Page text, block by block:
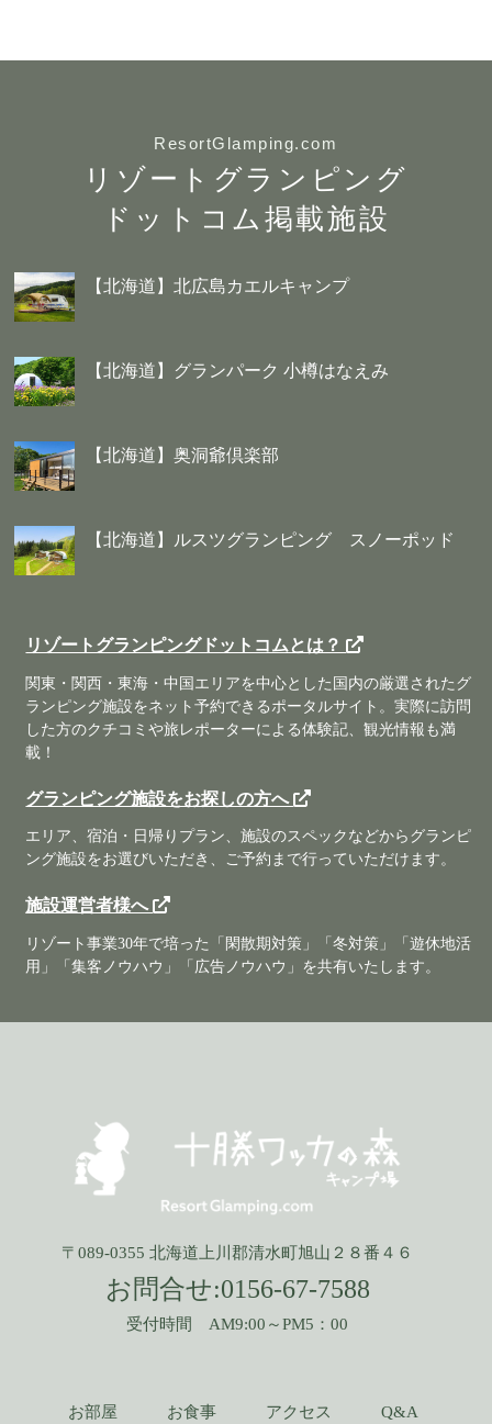
ResortGlamping.com
リゾートグランピング
ドットコム掲載施設
【北海道】北広島カエルキャンプ
【北海道】グランパーク 小樽はなえみ
【北海道】奥洞爺倶楽部
【北海道】ルスツグランピング スノーポッド
リゾートグランピングドットコムとは？
関東・関西・東海・中国エリアを中心とした国内の厳選されたグ
ランピング施設をネット予約できるポータルサイト。実際に訪問
した方のクチコミや旅レポーターによる体験記、観光情報も満
載！
グランピング施設をお探しの方へ
エリア、宿泊・日帰りプラン、施設のスペックなどからグランピ
ング施設をお選びいただき、ご予約まで行っていただけます。
施設運営者様へ
リゾート事業30年で培った「閑散期対策」「冬対策」「遊休地活
用」「集客ノウハウ」「広告ノウハウ」を共有いたします。
〒089-0355 北海道上川郡清水町旭山２８番４６
お問合せ:0156-67-7588
受付時間 AM9:00～PM5：00
お部屋 お食事 アクセス Q&A